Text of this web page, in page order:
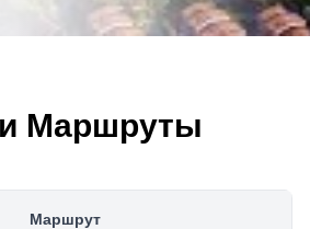
Маршруты
Маршрут